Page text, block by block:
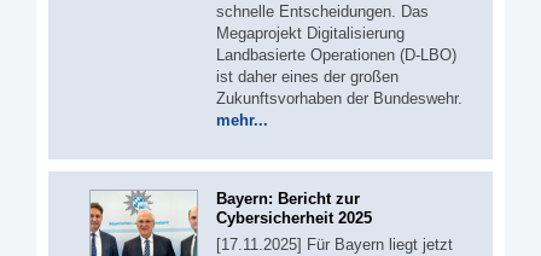
schnelle Entscheidungen. Das
Megaprojekt Digitalisierung
Landbasierte Operationen (D-LBO)
ist daher eines der großen
Zukunftsvorhaben der Bundeswehr.
mehr...
Bayern: Bericht zur
Cybersicherheit 2025
[17.11.2025] Für Bayern liegt jetzt